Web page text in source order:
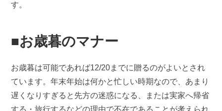
す。
■お歳暮のマナー
お歳暮は可能であれば12/20までに贈るのがよいとされ
ています。年末年始は何かと忙しい時期なので、あまり
遅くなりすぎると先方の迷惑になる、または実家へ帰省